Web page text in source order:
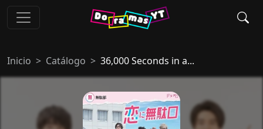
Inicio Catálogo 36,000 Seconds in a...